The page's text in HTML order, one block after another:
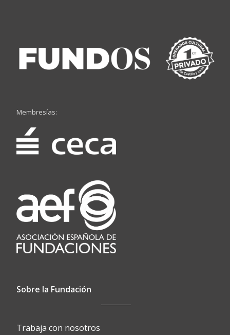
Membresías:
Sobre la Fundación
Trabaja con nosotros